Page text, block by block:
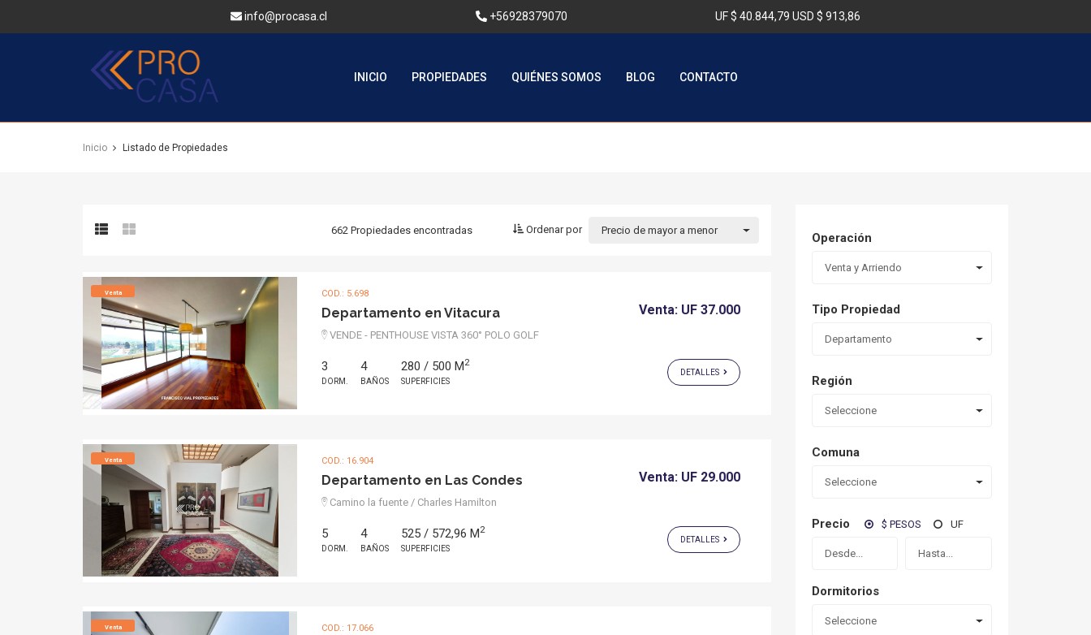
info@procasa.cl +56928379070 UF $ 40.844,79 USD $ 913,86
PROCASA
INICIO PROPIEDADES QUIÉNES SOMOS BLOG CONTACTO
Inicio Listado de Propiedades
662 Propiedades encontradas Ordenar por Precio de mayor a menor
Venta COD.: 5.698
Departamento en Vitacura
VENDE - PENTHOUSE VISTA 360° POLO GOLF
Venta: UF 37.000
3
DORM.
4
BAÑOS
280 / 500 M2
SUPERFICIES
DETALLES
Venta COD.: 16.904
Departamento en Las Condes
Camino la fuente / Charles Hamilton
Venta: UF 29.000
5
DORM.
4
BAÑOS
525 / 572,96 M2
SUPERFICIES
DETALLES
Venta COD.: 17.066
Operación
Venta y Arriendo
Tipo Propiedad
Departamento
Región
Seleccione
Comuna
Seleccione
Precio $ PESOS UF
Dormitorios
Seleccione